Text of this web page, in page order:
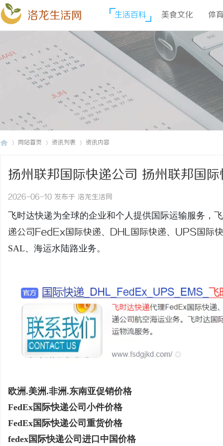
洛龙生活网 生活百科 美食文化 体
网站首页 资讯列表 资讯内容
扬州联邦国际快递公司 扬州联邦国
2026-06-10 发布于 洛龙生活网
飞时达快递为全球的企业和个人提供国际运输服务，
递公司FedEx国际快递、 DHL国际快递、 UPS国际
SAL、海运水陆路业务。
欧洲.美洲.非洲.东南亚促销价格
FedEx国际快递公司小件价格
FedEx国际快递公司重货价格
fedex国际快递公司进口中国价格